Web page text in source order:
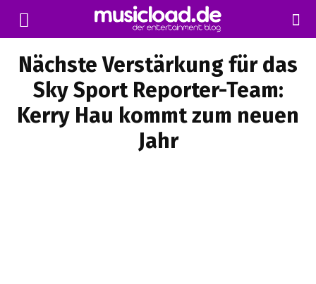
Nächste Verstärkung für das
Sky Sport Reporter-Team:
Kerry Hau kommt zum neuen
Jahr